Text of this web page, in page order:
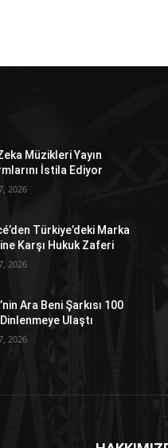
Müzikleri Yayın
İstila Ediyor
2026
Türkiye’deki Marka
Karşı Hukuk Zaferi
2026
Ara Beni Şarkısı 100
Ulaştı
2026